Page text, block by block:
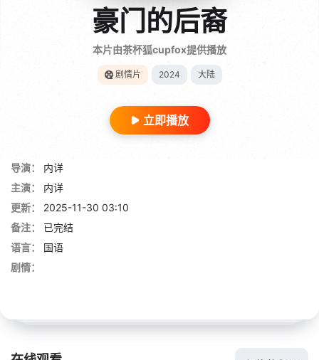
豪门的后裔
本片由茶杯狐cupfox提供播放
剧情片 2024 大陆
立即播放
导演：
内详
主演：
内详
更新：
2025-11-30 03:10
备注：
已完结
语言：
国语
剧情：